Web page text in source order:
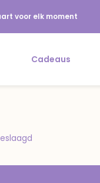
voor elk moment
Cadeaus